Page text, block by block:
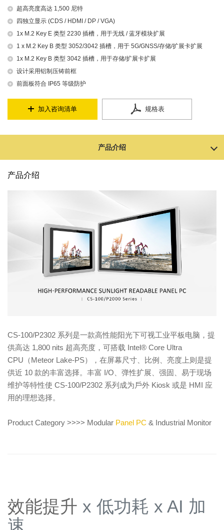
超高亮度高达 1,500 尼特
四独立显示 (CDS / HDMI / DP / VGA)
1x M.2 Key E 类型 2230 插槽，用于无线 / 蓝牙模块扩展
1 x M.2 Key B 类型 3052/3042 插槽，用于 5G/GNSS/存储/扩展卡扩展
1x M.2 Key B 类型 3042 插槽，用于存储/扩展卡扩展
设计采用铝制压铸前框
前面板符合 IP65 等级防护
加入咨询清单 规格表
产品介绍
产品介绍
CS-100/P2302 系列是一款高性能阳光下可视工业平板电脑，提
供高达 1,800 nits 超高亮度，可搭载 Intel® Core Ultra
CPU（Meteor Lake-PS），在屏幕尺寸、比例、亮度上则是提
供近 10 款的丰富选择。丰富 I/O、弹性扩展、强固、易于现场
维护等特性使 CS-100/P2302 系列成为戶外 Kiosk 或是 HMI 应
用的理想选择。
Product Category >>>> Modular Panel PC & Industrial Monitor
效能提升 x 低功耗 x AI 加
速